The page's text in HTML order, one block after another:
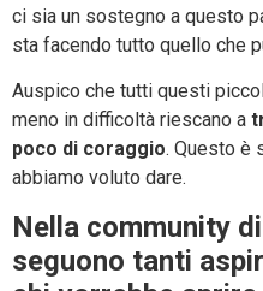
ci sia un sostegno a questo
sta facendo tutto quello che
Auspico che tutti questi
meno in difficoltà riescano a
poco di coraggio. Questo è
abbiamo voluto dare.
Nella community
seguono tanti